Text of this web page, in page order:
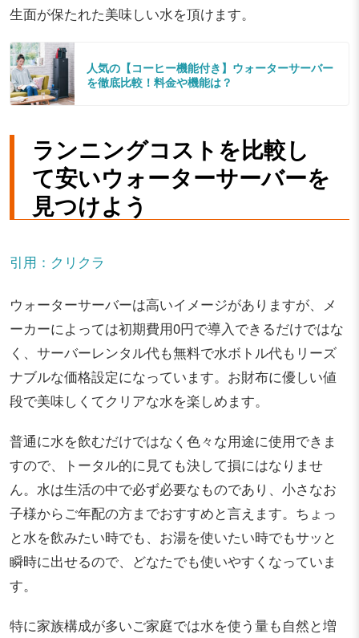
生面が保たれた美味しい水を頂けます。
人気の【コーヒー機能付き】ウォーターサーバー
を徹底比較！料金や機能は？
ランニングコストを比較し
て安いウォーターサーバーを
見つけよう
引用：クリクラ
ウォーターサーバーは高いイメージがありますが、メ
ーカーによっては初期費用0円で導入できるだけではな
く、サーバーレンタル代も無料で水ボトル代もリーズ
ナブルな価格設定になっています。お財布に優しい値
段で美味しくてクリアな水を楽しめます。
普通に水を飲むだけではなく色々な用途に使用できま
すので、トータル的に見ても決して損にはなりませ
ん。水は生活の中で必ず必要なものであり、小さなお
子様からご年配の方までおすすめと言えます。ちょっ
と水を飲みたい時でも、お湯を使いたい時でもサッと
瞬時に出せるので、どなたでも使いやすくなっていま
す。
特に家族構成が多いご家庭では水を使う量も自然と増